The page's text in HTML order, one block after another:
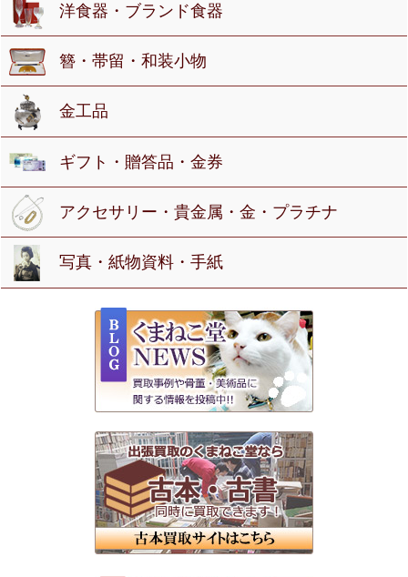
洋食器・ブランド食器
簪・帯留・和装小物
金工品
ギフト・贈答品・金券
アクセサリー・貴金属・金・プラチナ
写真・紙物資料・手紙